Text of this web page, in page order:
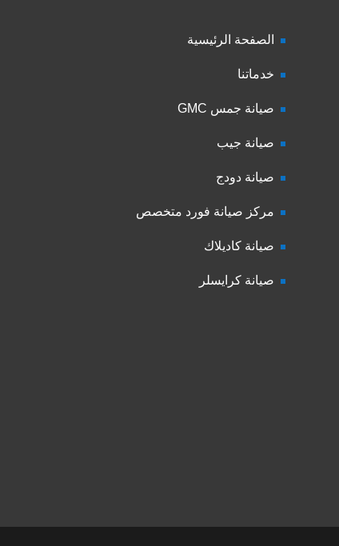
الصفحة الرئيسية
خدماتنا
صيانة جمس GMC
صيانة جيب
صيانة دودج
مركز صيانة فورد متخصص
صيانة كاديلاك
صيانة كرايسلر